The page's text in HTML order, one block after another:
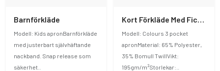
Barnförkläde
Modell: Kids apronBarnförkläde
med justerbart självhäftande
nackband. Snap release som
säkerhet..
Kort Förkläde Med Fickor
Modell: Colours 3 pocket
apronMaterial: 65% Polyester,
35% Bomull TwillVikt:
195gm/m²Storlekar:..